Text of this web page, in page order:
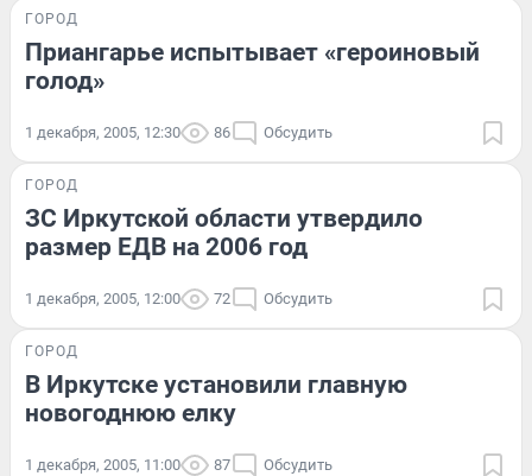
ГОРОД
Приангарье испытывает «героиновый
голод»
1 декабря, 2005, 12:30 86 Обсудить
ГОРОД
ЗС Иркутской области утвердило
размер ЕДВ на 2006 год
1 декабря, 2005, 12:00 72 Обсудить
ГОРОД
В Иркутске установили главную
новогоднюю елку
1 декабря, 2005, 11:00 87 Обсудить